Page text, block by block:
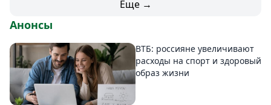
Еще →
Анонсы
ВТБ: россияне увеличивают
расходы на спорт и здоровый
образ жизни